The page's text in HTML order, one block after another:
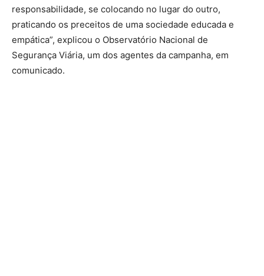
responsabilidade, se colocando no lugar do outro,
praticando os preceitos de uma sociedade educada e
empática”, explicou o Observatório Nacional de
Segurança Viária, um dos agentes da campanha, em
comunicado.